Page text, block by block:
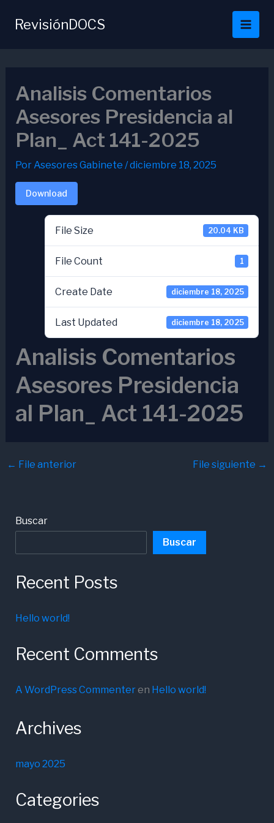
RevisiónDOCS
Analisis Comentarios
Asesores Presidencia al
Plan_ Act 141-2025
PorAsesores Gabinete /diciembre 18, 2025
Download
File Size 20.04 KB
File Count 1
Create Date diciembre 18, 2025
Last Updated diciembre 18, 2025
Analisis Comentarios
Asesores Presidencia
al Plan_ Act 141-2025
← File anterior File siguiente →
Buscar
Buscar
Recent Posts
Hello world!
Recent Comments
A WordPress Commenteren Hello world!
Archives
mayo 2025
Categories